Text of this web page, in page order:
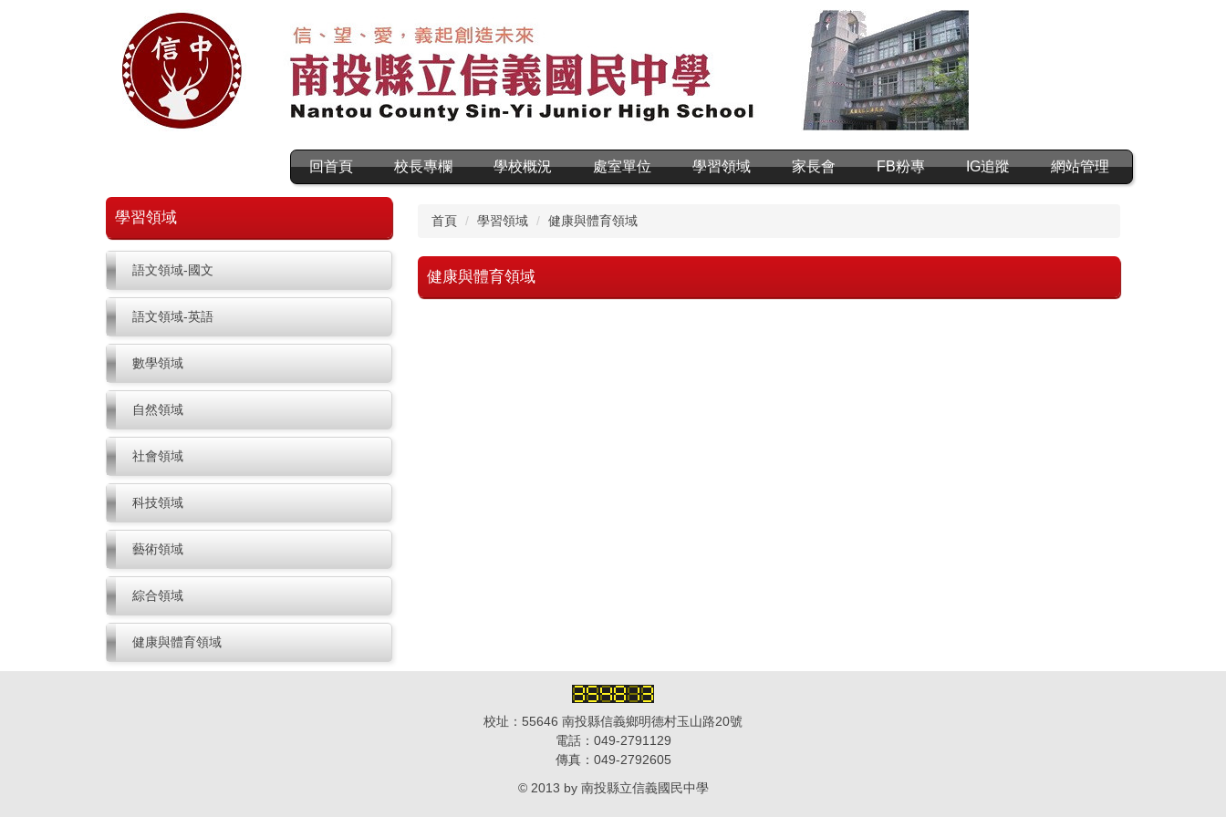
回首頁 校長專欄 學校概況 處室單位 學習領域 家長會 FB粉專 IG追蹤 網站管理
學習領域
語文領域-國文
語文領域-英語
數學領域
自然領域
社會領域
科技領域
藝術領域
綜合領域
健康與體育領域
首頁 學習領域 健康與體育領域
健康與體育領域
校址：55646 南投縣信義鄉明德村玉山路20號
電話：049-2791129
傳真：049-2792605
© 2013 by 南投縣立信義國民中學